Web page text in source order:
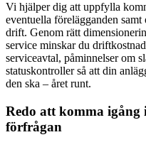
Vi hjälper dig att uppfylla
eventuella förelägganden
drift. Genom rätt
service minskar du
serviceavtal, påminnelser om
statuskontroller så att din
den ska – året runt.
Redo att komma
förfrågan